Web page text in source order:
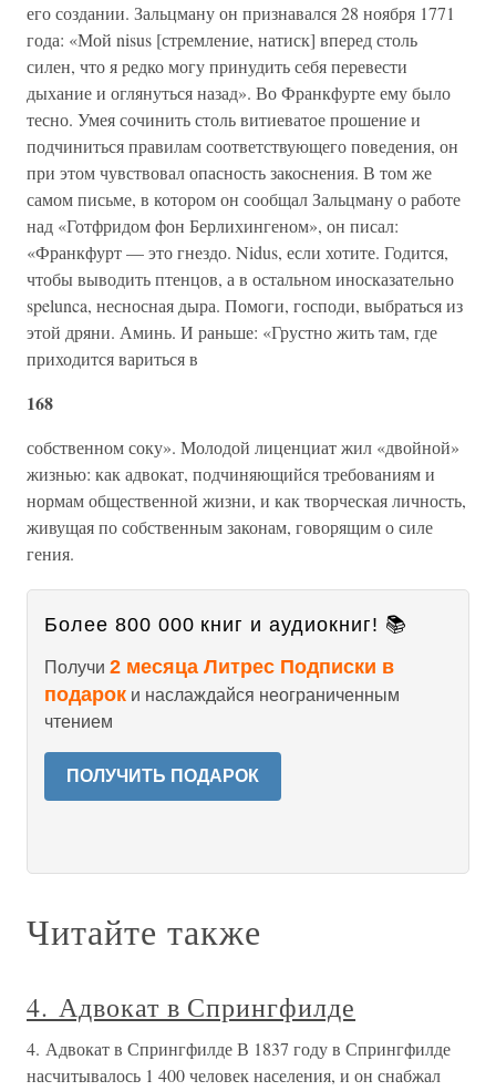
его создании. Зальцману он признавался 28 ноября 1771
года: «Мой nisus [стремление, натиск] вперед столь
силен, что я редко могу принудить себя перевести
дыхание и оглянуться назад». Во Франкфурте ему было
тесно. Умея сочинить столь витиеватое прошение и
подчиниться правилам соответствующего поведения, он
при этом чувствовал опасность закоснения. В том же
самом письме, в котором он сообщал Зальцману о работе
над «Готфридом фон Берлихингеном», он писал:
«Франкфурт — это гнездо. Nidus, если хотите. Годится,
чтобы выводить птенцов, а в остальном иносказательно
spelunca, несносная дыра. Помоги, господи, выбраться из
этой дряни. Аминь. И раньше: «Грустно жить там, где
приходится вариться в
168
собственном соку». Молодой лиценциат жил «двойной»
жизнью: как адвокат, подчиняющийся требованиям и
нормам общественной жизни, и как творческая личность,
живущая по собственным законам, говорящим о силе
гения.
Более 800 000 книг и аудиокниг! 📚
Получи 2 месяца Литрес Подписки в
подарок и наслаждайся неограниченным
чтением
ПОЛУЧИТЬ ПОДАРОК
Читайте также
4. Адвокат в Спрингфилде
4. Адвокат в Спрингфилде В 1837 году в Спрингфилде
насчитывалось 1 400 человек населения, и он снабжал